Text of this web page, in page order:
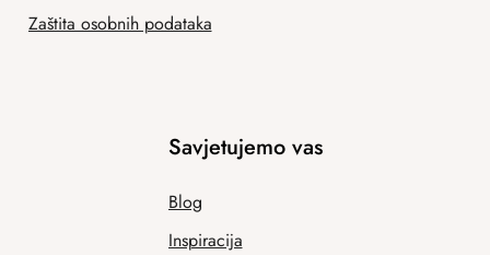
Zaštita osobnih podataka
Savjetujemo vas
Blog
Inspiracija